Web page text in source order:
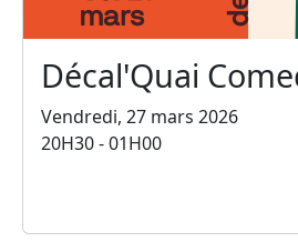
Décal'Quai
Vendredi, 27 mars 2026
20H30 - 01H00